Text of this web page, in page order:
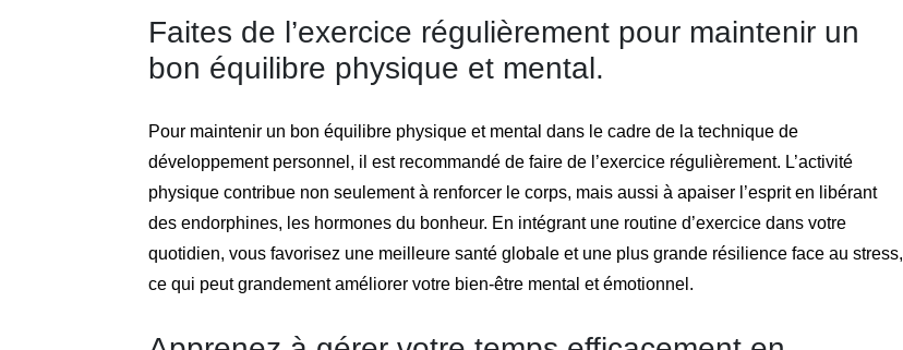
Faites de l’exercice régulièrement pour maintenir un
bon équilibre physique et mental.
Pour maintenir un bon équilibre physique et mental dans le cadre de la technique de
développement personnel, il est recommandé de faire de l’exercice régulièrement. L’activité
physique contribue non seulement à renforcer le corps, mais aussi à apaiser l’esprit en libérant
des endorphines, les hormones du bonheur. En intégrant une routine d’exercice dans votre
quotidien, vous favorisez une meilleure santé globale et une plus grande résilience face au stress,
ce qui peut grandement améliorer votre bien-être mental et émotionnel.